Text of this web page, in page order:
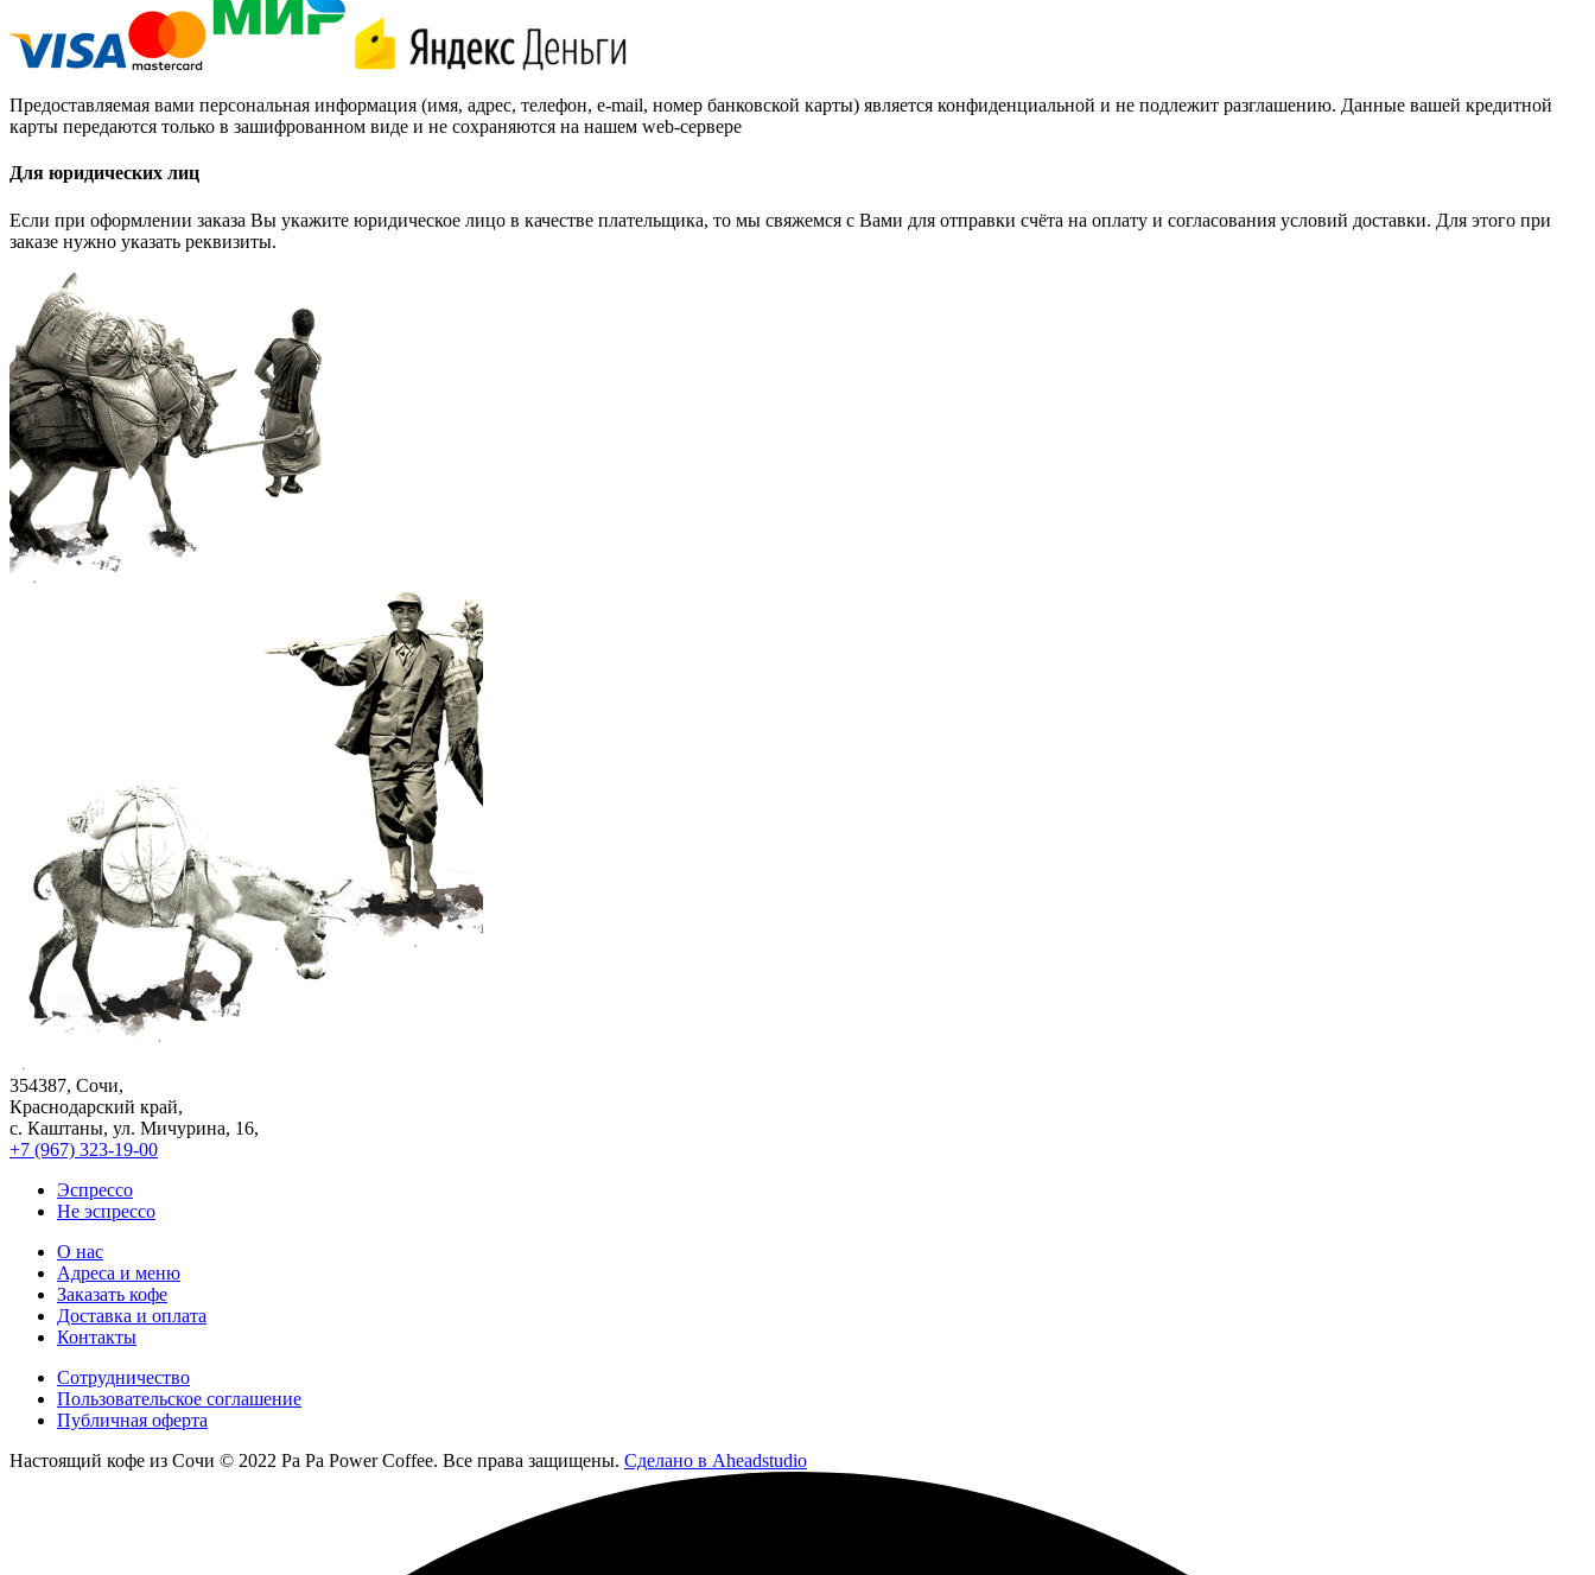
Предоставляемая вами персональная информация (имя, адрес, телефон, e-mail, номер банковской карты) является конфиденциальной и не подлежит разглашению. Данные вашей кредитной
карты передаются только в зашифрованном виде и не сохраняются на нашем web-сервере
Для юридических лиц
Если при оформлении заказа Вы укажите юридическое лицо в качестве плательщика, то мы свяжемся с Вами для отправки счёта на оплату и согласования условий доставки. Для этого при
заказе нужно указать реквизиты.
354387, Сочи,
Краснодарский край,
с. Каштаны, ул. Мичурина, 16,
+7 (967) 323-19-00
Эспрессо
Не эспрессо
О нас
Адреса и меню
Заказать кофе
Доставка и оплата
Контакты
Сотрудничество
Пользовательское соглашение
Публичная оферта
Настоящий кофе из Сочи © 2022 Pa Pa Power Coffee. Все права защищены. Сделано в Aheadstudio